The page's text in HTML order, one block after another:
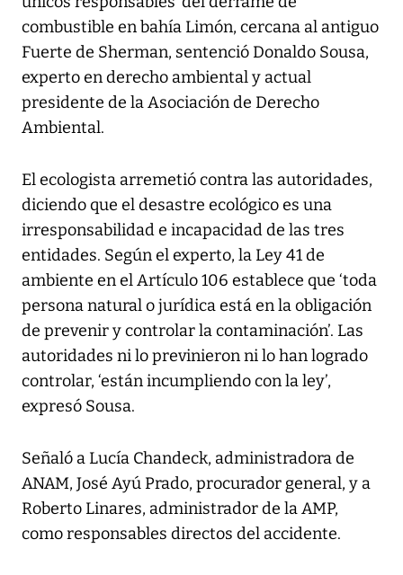
combustible en bahía Limón, cercana al antiguo
Fuerte de Sherman, sentenció Donaldo Sousa,
experto en derecho ambiental y actual
presidente de la Asociación de Derecho
Ambiental.
El ecologista arremetió contra las autoridades,
diciendo que el desastre ecológico es una
irresponsabilidad e incapacidad de las tres
entidades. Según el experto, la Ley 41 de
ambiente en el Artículo 106 establece que ‘toda
persona natural o jurídica está en la obligación
de prevenir y controlar la contaminación’. Las
autoridades ni lo previnieron ni lo han logrado
controlar, ‘están incumpliendo con la ley’,
expresó Sousa.
Señaló a Lucía Chandeck, administradora de
ANAM, José Ayú Prado, procurador general, y a
Roberto Linares, administrador de la AMP,
como responsables directos del accidente.